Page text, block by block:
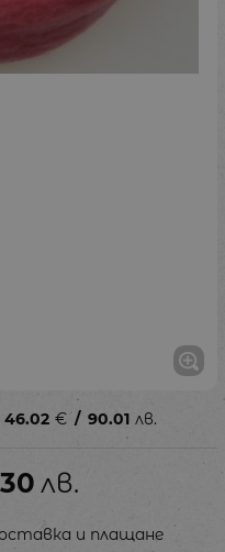
46.02 € / 90.01 лв.
лв.
и плащане